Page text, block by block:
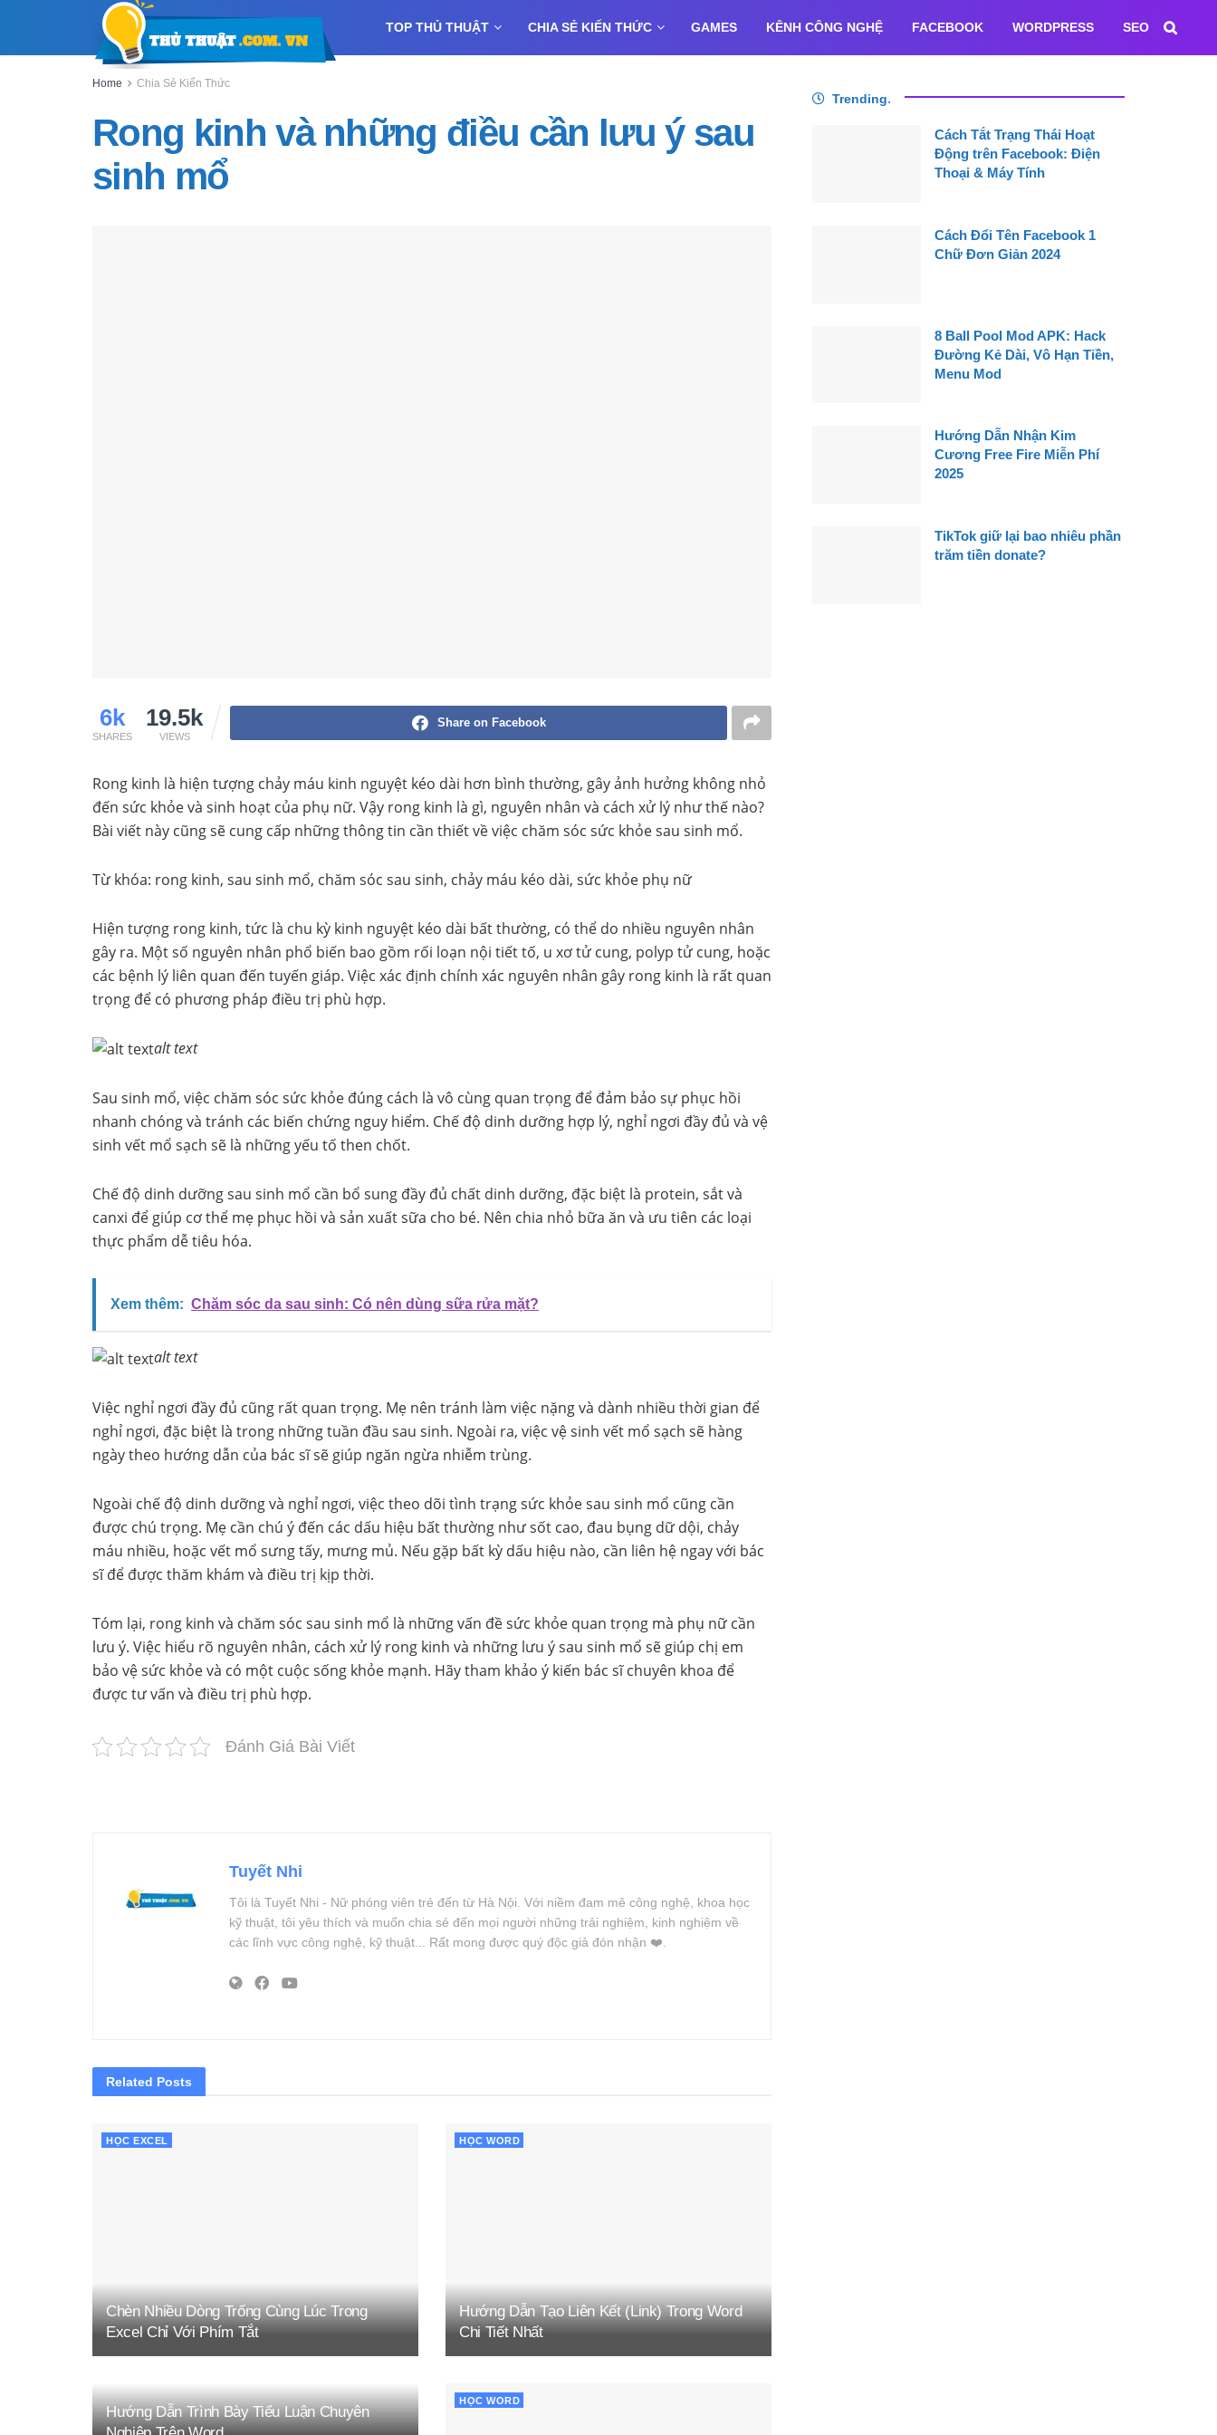
TOP THỦ THUẬT CHIA SẺ KIẾN THỨC GAMES KÊNH CÔNG NGHỆ FACEBOOK WORDPRESS SEO
Home Chia Sẻ Kiến Thức
Rong kinh và những điều cần lưu ý sau
sinh mổ
6k
SHARES
19.5k
VIEWS
Share on Facebook
Rong kinh là hiện tượng chảy máu kinh nguyệt kéo dài hơn bình thường, gây ảnh hưởng không nhỏ
đến sức khỏe và sinh hoạt của phụ nữ. Vậy rong kinh là gì, nguyên nhân và cách xử lý như thế nào?
Bài viết này cũng sẽ cung cấp những thông tin cần thiết về việc chăm sóc sức khỏe sau sinh mổ.
Từ khóa: rong kinh, sau sinh mổ, chăm sóc sau sinh, chảy máu kéo dài, sức khỏe phụ nữ
Hiện tượng rong kinh, tức là chu kỳ kinh nguyệt kéo dài bất thường, có thể do nhiều nguyên nhân
gây ra. Một số nguyên nhân phổ biến bao gồm rối loạn nội tiết tố, u xơ tử cung, polyp tử cung, hoặc
các bệnh lý liên quan đến tuyến giáp. Việc xác định chính xác nguyên nhân gây rong kinh là rất quan
trọng để có phương pháp điều trị phù hợp.
alt text
Sau sinh mổ, việc chăm sóc sức khỏe đúng cách là vô cùng quan trọng để đảm bảo sự phục hồi
nhanh chóng và tránh các biến chứng nguy hiểm. Chế độ dinh dưỡng hợp lý, nghỉ ngơi đầy đủ và vệ
sinh vết mổ sạch sẽ là những yếu tố then chốt.
Chế độ dinh dưỡng sau sinh mổ cần bổ sung đầy đủ chất dinh dưỡng, đặc biệt là protein, sắt và
canxi để giúp cơ thể mẹ phục hồi và sản xuất sữa cho bé. Nên chia nhỏ bữa ăn và ưu tiên các loại
thực phẩm dễ tiêu hóa.
Xem thêm: Chăm sóc da sau sinh: Có nên dùng sữa rửa mặt?
alt text
Việc nghỉ ngơi đầy đủ cũng rất quan trọng. Mẹ nên tránh làm việc nặng và dành nhiều thời gian để
nghỉ ngơi, đặc biệt là trong những tuần đầu sau sinh. Ngoài ra, việc vệ sinh vết mổ sạch sẽ hàng
ngày theo hướng dẫn của bác sĩ sẽ giúp ngăn ngừa nhiễm trùng.
Ngoài chế độ dinh dưỡng và nghỉ ngơi, việc theo dõi tình trạng sức khỏe sau sinh mổ cũng cần
được chú trọng. Mẹ cần chú ý đến các dấu hiệu bất thường như sốt cao, đau bụng dữ dội, chảy
máu nhiều, hoặc vết mổ sưng tấy, mưng mủ. Nếu gặp bất kỳ dấu hiệu nào, cần liên hệ ngay với bác
sĩ để được thăm khám và điều trị kịp thời.
Tóm lại, rong kinh và chăm sóc sau sinh mổ là những vấn đề sức khỏe quan trọng mà phụ nữ cần
lưu ý. Việc hiểu rõ nguyên nhân, cách xử lý rong kinh và những lưu ý sau sinh mổ sẽ giúp chị em
bảo vệ sức khỏe và có một cuộc sống khỏe mạnh. Hãy tham khảo ý kiến bác sĩ chuyên khoa để
được tư vấn và điều trị phù hợp.
Đánh Giá Bài Viết
Tuyết Nhi
Tôi là Tuyết Nhi - Nữ phóng viên trẻ đến từ Hà Nội. Với niềm đam mê công nghệ, khoa học
kỹ thuật, tôi yêu thích và muốn chia sẻ đến mọi người những trải nghiệm, kinh nghiệm về
các lĩnh vực công nghệ, kỹ thuật... Rất mong được quý độc giả đón nhận ❤️.
Related Posts
HỌC EXCEL
Chèn Nhiều Dòng Trống Cùng Lúc Trong
Excel Chỉ Với Phím Tắt
HỌC WORD
Hướng Dẫn Tạo Liên Kết (Link) Trong Word
Chi Tiết Nhất
Hướng Dẫn Trình Bày Tiểu Luận Chuyên
HỌC WORD
Trending.
Cách Tắt Trạng Thái Hoạt
Động trên Facebook: Điện
Thoại & Máy Tính
Cách Đổi Tên Facebook 1
Chữ Đơn Giản 2024
8 Ball Pool Mod APK: Hack
Đường Kẻ Dài, Vô Hạn Tiền,
Menu Mod
Hướng Dẫn Nhận Kim
Cương Free Fire Miễn Phí
2025
TikTok giữ lại bao nhiêu phần
trăm tiền donate?